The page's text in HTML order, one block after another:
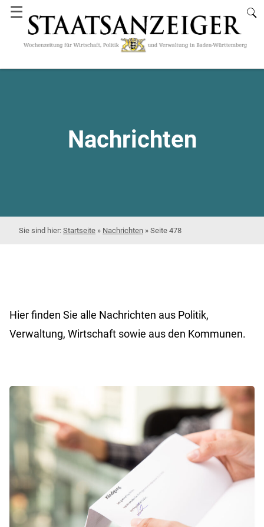
☰
Nachrichten
Startseite » Nachrichten » Seite 478
Hier finden Sie alle Nachrichten aus Politik,
Verwaltung, Wirtschaft sowie aus den Kommunen.